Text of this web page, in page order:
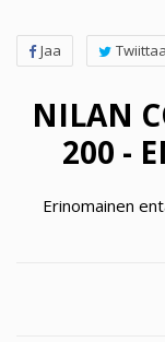
Jaa Twiittaa
NILAN
200 -
Erinomainen